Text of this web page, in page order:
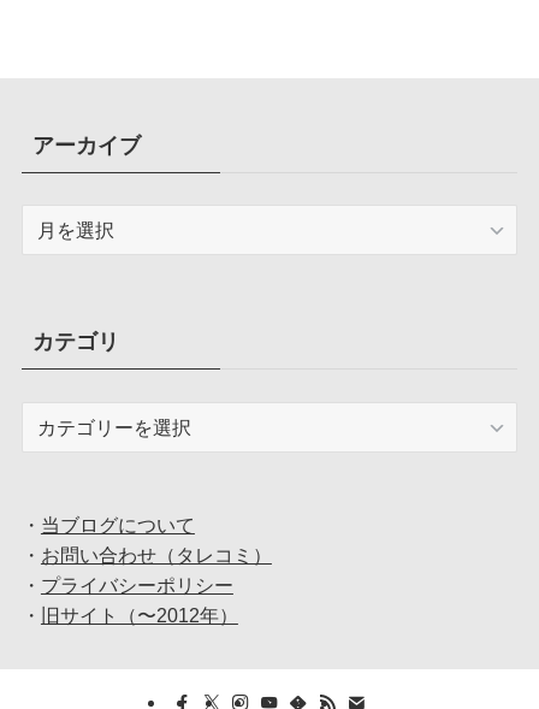
アーカイブ
ブカテゴリ
・ 当ブログについて
・ お問い合わせ（タレコミ）
・ プライバシーポリシー
・
旧サイト（〜2012年）